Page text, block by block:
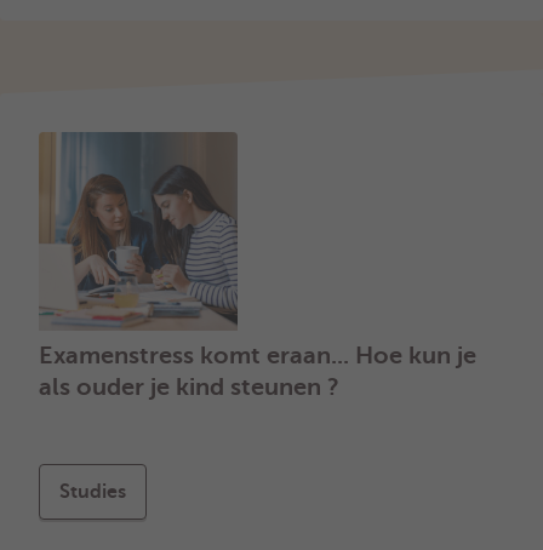
Examenstress komt eraan... Hoe kun je
als ouder je kind steunen ?
Studies